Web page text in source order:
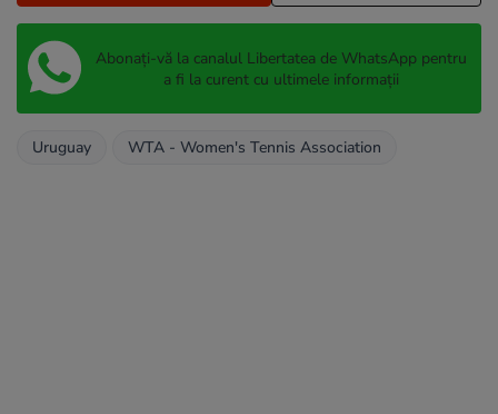
Abonați-vă la canalul Libertatea de WhatsApp pentru
a fi la curent cu ultimele informații
Uruguay WTA - Women's Tennis Association